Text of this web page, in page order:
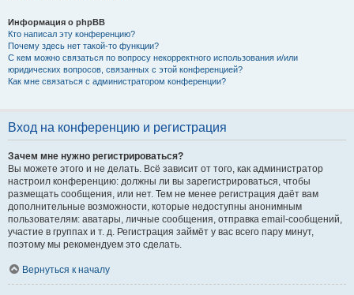
Информация о phpBB
Кто написал эту конференцию?
Почему здесь нет такой-то функции?
С кем можно связаться по вопросу некорректного использования и/или
юридических вопросов, связанных с этой конференцией?
Как мне связаться с администратором конференции?
Вход на конференцию и регистрация
Зачем мне нужно регистрироваться?
Вы можете этого и не делать. Всё зависит от того, как администратор
настроил конференцию: должны ли вы зарегистрироваться, чтобы
размещать сообщения, или нет. Тем не менее регистрация даёт вам
дополнительные возможности, которые недоступны анонимным
пользователям: аватары, личные сообщения, отправка email-сообщений,
участие в группах и т. д. Регистрация займёт у вас всего пару минут,
поэтому мы рекомендуем это сделать.
Вернуться к началу